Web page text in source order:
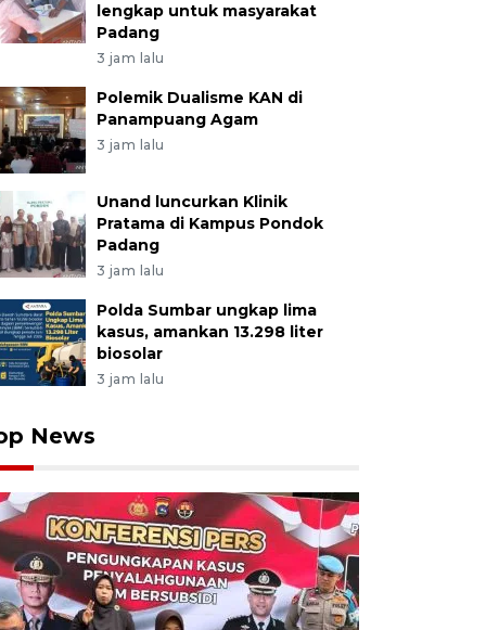
lengkap untuk masyarakat
Padang
3 jam lalu
Polemik Dualisme KAN di
Panampuang Agam
3 jam lalu
Unand luncurkan Klinik
Pratama di Kampus Pondok
Padang
3 jam lalu
Polda Sumbar ungkap lima
kasus, amankan 13.298 liter
biosolar
3 jam lalu
News